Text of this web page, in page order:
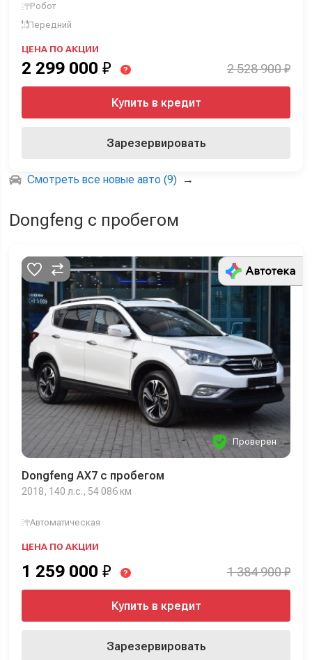
Робот
Передний
ЦЕНА ПО АКЦИИ
2 299 000 ₽ ? 2 528 900 ₽
Купить в кредит
Зарезервировать
Смотреть все новые авто (9) →
Dongfeng с пробегом
Проверен
Dongfeng AX7 с пробегом
2018, 140 л.с., 54 086 км
Автоматическая
ЦЕНА ПО АКЦИИ
1 259 000 ₽ ? 1 384 900 ₽
Купить в кредит
Зарезервировать